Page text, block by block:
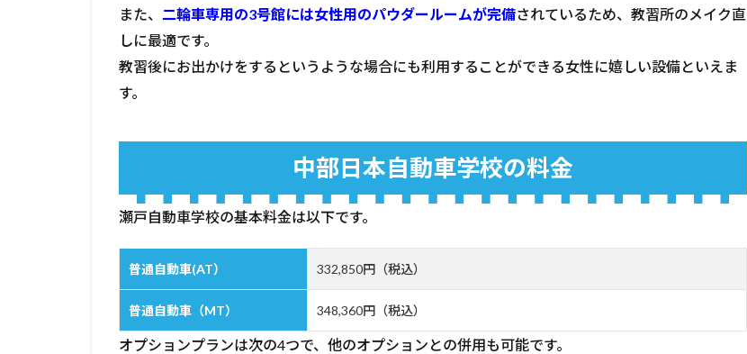
中
部
日
本
学
お
す
し
い
方
また、
二輪車専用の3号館には女性用のパウダールームが完備されているため、教習所のメイク直
しに最適です。
教習後にお出かけをするというような場合にも利用することができる女性に嬉しい設備といえま
す。
中部日本自動車学校の料金
瀬戸自動車学校の基本料金は以下です。
普通自動車(AT） 332,850円（税込）
普通自動車（MT） 348,360円（税込）
オプションプランは次の4つで、他のオプションとの併用も可能です。